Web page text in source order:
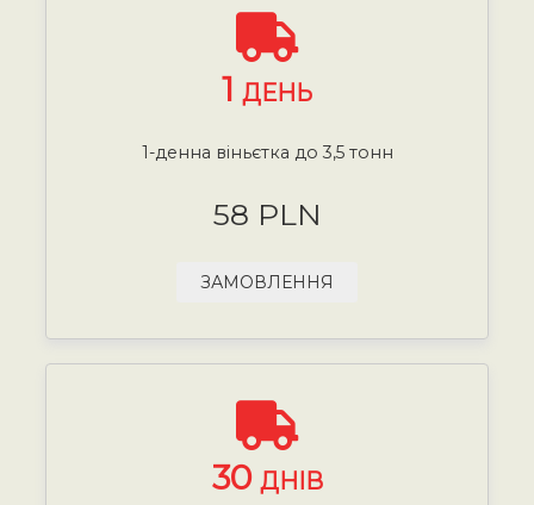
1 ДЕНЬ
1-денна віньєтка до 3,5 тонн
58 PLN
ЗАМОВЛЕННЯ
30 ДНІВ